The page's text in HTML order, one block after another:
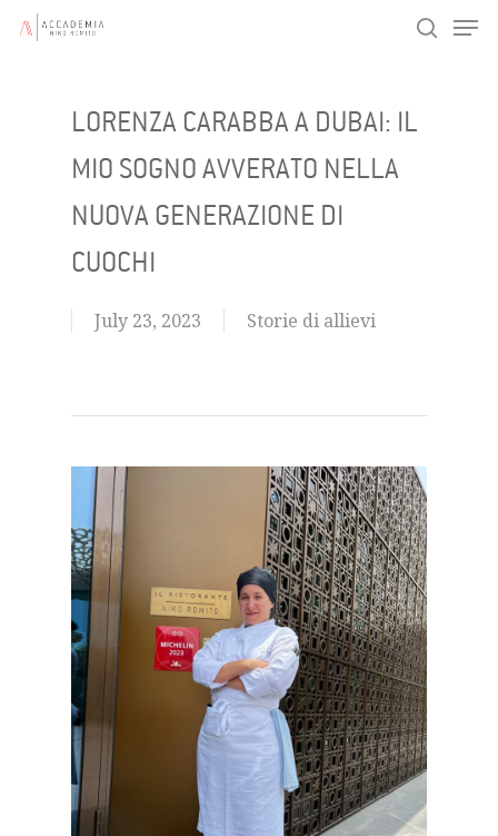
Skip
LORENZA CARABBA A DUBAI: IL
MIO SOGNO AVVERATO NELLA
NUOVA GENERAZIONE DI
CUOCHI
July 23, 2023 Storie di allievi